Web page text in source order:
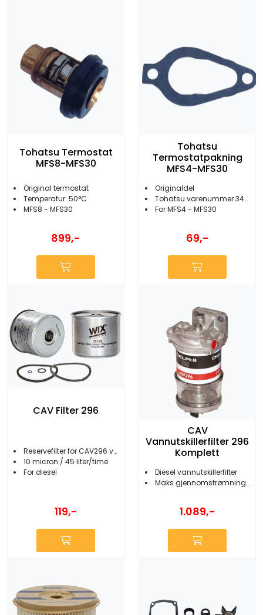
Tohatsu Termostat
MFS8-MFS30
Original termostat
Temperatur: 50°C
MFS8 - MFS30
899,-
Tohatsu
Termostatpakning
MFS4-MFS30
Originaldel
Tohatsu varenummer 346-01032-0
For MFS4 - MFS30
69,-
CAV Filter 296
Reservefilter for CAV296 vannutskiller
10 micron / 45 liter/time
For diesel
119,-
CAV
Vannutskillerfilter 296
Komplett
Diesel vannutskillerfilter
Maks gjennomstrømning 45 l/t
1.089,-